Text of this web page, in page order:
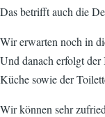
Das betrifft auch die
Wir erwarten noch in
Und danach erfolgt der
Küche sowie der
Wir können sehr